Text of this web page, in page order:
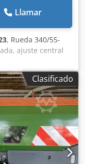
Llamar
, Rueda 340/55-
ajuste central
STU 40, reja
500 dentado, 1
/ Csdpfxjt
Clasificado